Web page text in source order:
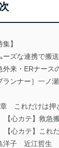
集】
ーズな連携で搬
外来・ERナース
ランナー］一ノ
章 これだけは押
心カテ】救急搬
心カテ】これだ
洋子 近江哲生